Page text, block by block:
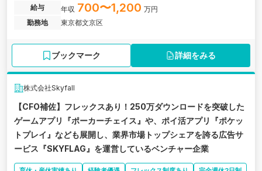
給与 年収 700〜1,200 万円
勤務地
東京都文京区
ブックマーク 詳細をみる
株式会社Skyfall
【CFO補佐】フレックスあり！250万ダウンロードを突破した
ゲームアプリ『ポーカーチェイス』や、ポイ活アプリ『ポケッ
トプレイ』なども展開し、業界市場トップシェアを誇る広告サ
ービス『SKYFLAG』を運営しているベンチャー企業